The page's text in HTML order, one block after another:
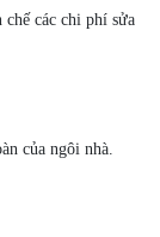
các chi phí sửa
của ngôi nhà.